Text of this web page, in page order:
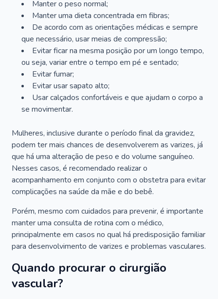
Manter o peso normal;
Manter uma dieta concentrada em fibras;
De acordo com as orientações médicas e sempre
que necessário, usar meias de compressão;
Evitar ficar na mesma posição por um longo tempo,
ou seja, variar entre o tempo em pé e sentado;
Evitar fumar;
Evitar usar sapato alto;
Usar calçados confortáveis e que ajudam o corpo a
se movimentar.
Mulheres, inclusive durante o período final da gravidez,
podem ter mais chances de desenvolverem as varizes, já
que há uma alteração de peso e do volume sanguíneo.
Nesses casos, é recomendado realizar o
acompanhamento em conjunto com o obstetra para evitar
complicações na saúde da mãe e do bebê.
Porém, mesmo com cuidados para prevenir, é importante
manter uma consulta de rotina com o médico,
principalmente em casos no qual há predisposição familiar
para desenvolvimento de varizes e problemas vasculares.
Quando procurar o cirurgião
vascular?